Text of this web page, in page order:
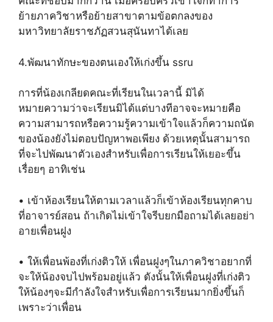
ย้ายภาควิชาหรือย้ายสาขาตามข้อตกลงของ
มหาวิทยาลัยราชภัฏสวนสุนันทาได้เลย
4.พัฒนาทักษะของตนเองให้เก่งขึ้น ssru
การที่น้องเกลียดคณะที่เรียนในเวลานี้ มิได้
หมายความว่าจะเรียนมิได้แต่บางทีอาจจะหมายคือ
ความสามารถหรือความรู้ความเข้าใจแล้วก็ความถนัด
ของน้องยังไม่ตอบปัญหาพอเพียง ด้วยเหตุนั้นสามารถ
ที่จะไปพัฒนาตัวเองสำหรับเพื่อการเรียนให้เยอะขึ้น
เรื่อยๆ อาทิเช่น
• เข้าห้องเรียนให้ตามเวลาแล้วก็เข้าห้องเรียนทุกคาบ
ที่อาจารย์สอน ถ้าเกิดไม่เข้าใจรีบยกมือถามได้เลยอย่า
อายเพื่อนฝูง
• ให้เพื่อนพ้องที่เก่งติวให้ เพื่อนฝูงๆในภาควิชาอยากที่
จะให้น้องจบไปพร้อมอยู่แล้ว ดังนั้นให้เพื่อนฝูงที่เก่งติว
ให้น้องๆจะมีกำลังใจสำหรับเพื่อการเรียนมากยิ่งขึ้นก็
เพราะว่าเพื่อน